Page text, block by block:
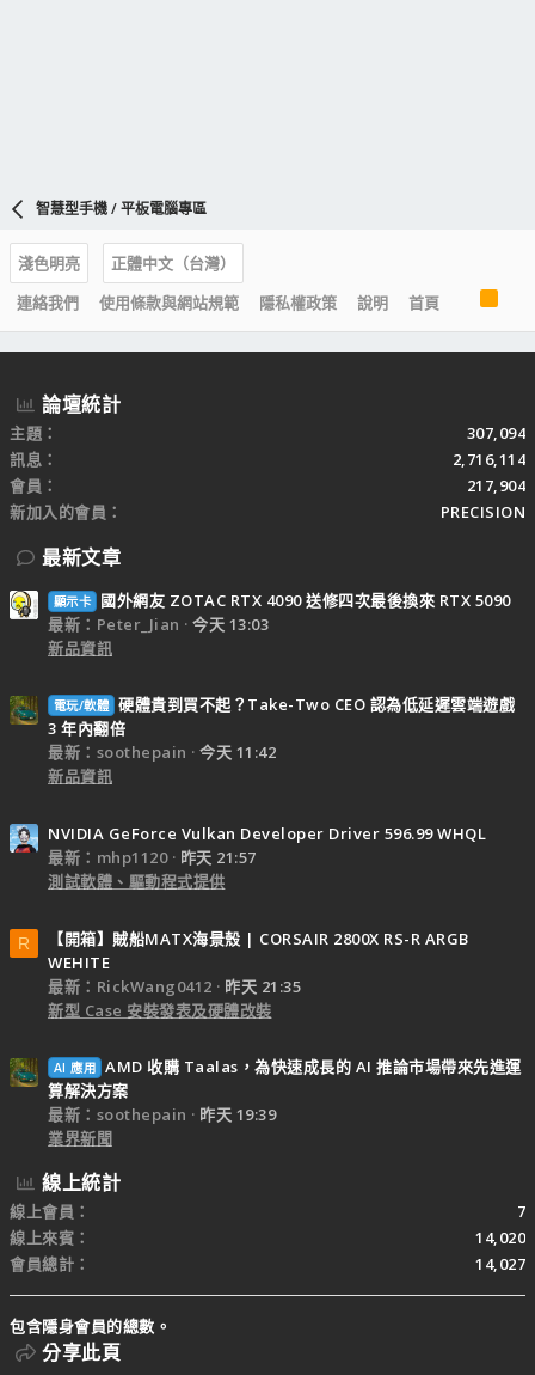
智慧型手機 / 平板電腦專區
淺色明亮
正體中文（台灣）
連絡我們
使用條款與網站規範 隱私權政策 說明 首頁
S
論壇統計
主題
307,094
訊息
2,716,114
會員
217,904
新加入的會員
PRECISION
最新文章
顯示卡
國外網友 ZOTAC RTX 4090 送修四次最後換來 RTX 5090
最新：Peter_Jian
今天 13:03
新品資訊
電玩/軟體 硬體貴到買不起？Take-Two CEO 認為低延遲雲端遊戲
3 年內翻倍
最新：soothepain
今天 11:42
新品資訊
NVIDIA GeForce Vulkan Developer Driver 596.99 WHQL
最新：mhp1120
昨天 21:57
測試軟體、驅動程式提供
R
【開箱】賊船MATX海景殼 | CORSAIR 2800X RS-R ARGB
WEHITE
最新：RickWang0412
昨天 21:35
新型 Case 安裝發表及硬體改裝
AI 應用 AMD 收購 Taalas，為快速成長的 AI 推論市場帶來先進運
算解決方案
最新：soothepain
昨天 19:39
業界新聞
線上統計
線上會員
7
線上來賓
14,020
會員總計
14,027
包含隱身會員的總數。
分享此頁